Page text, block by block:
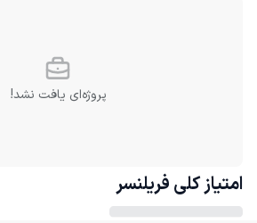
پروژه‌ای یافت نشد!
امتیاز کلی فریلنسر